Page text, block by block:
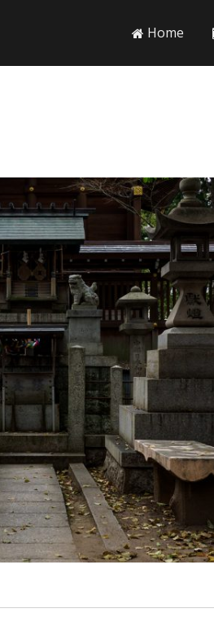
Home